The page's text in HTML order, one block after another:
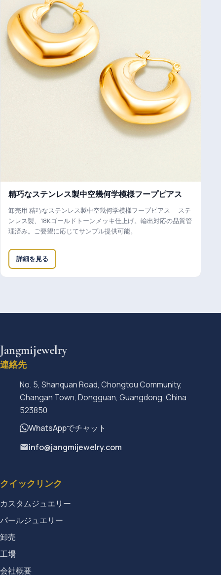
精巧なステンレス製中空幾何学模様フープピアス
卸売用 精巧なステンレス製中空幾何学模様フープピアス — ステ
ンレス製、18Kゴールドトーンメッキ仕上げ。輸出対応の品質管
理済み。ご要望に応じてサンプル提供可能。
詳細を見る
Jangmijewelry
連絡先
No. 5, Shanquan Road, Chongtou Community,
Changan Town, Dongguan, Guangdong, China
523850
WhatsAppでチャット
info@jangmijewelry.com
クイックリンク
カスタムジュエリー
パールジュエリー
卸売
工場
会社概要